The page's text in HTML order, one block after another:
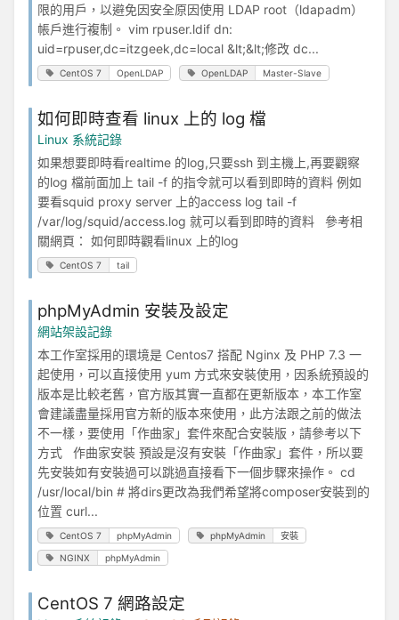
限的用戶，以避免因安全原因使用 LDAP root（ldapadm）
帳戶進行複制。 vim rpuser.ldif dn:
uid=rpuser,dc=itzgeek,dc=local &lt;&lt;修改 dc...
CentOS 7 OpenLDAP OpenLDAP Master-Slave
如何即時查看 linux 上的 log 檔
Linux 系統記錄
如果想要即時看realtime 的log,只要ssh 到主機上,再要觀察
的log 檔前面加上 tail -f 的指令就可以看到即時的資料 例如
要看squid proxy server 上的access log tail -f
/var/log/squid/access.log 就可以看到即時的資料 參考相
關網頁： 如何即時觀看linux 上的log
CentOS 7 tail
phpMyAdmin 安裝及設定
網站架設記錄
本工作室採用的環境是 Centos7 搭配 Nginx 及 PHP 7.3 一
起使用，可以直接使用 yum 方式來安裝使用，因系統預設的
版本是比較老舊，官方版其實一直都在更新版本，本工作室
會建議盡量採用官方新的版本來使用，此方法跟之前的做法
不一樣，要使用「作曲家」套件來配合安裝版，請參考以下
方式 作曲家安裝 預設是沒有安裝「作曲家」套件，所以要
先安裝如有安裝過可以跳過直接看下一個步驟來操作。 cd
/usr/local/bin # 將dirs更改為我們希望將composer安裝到的
位置 curl...
CentOS 7 phpMyAdmin phpMyAdmin 安裝
NGINX phpMyAdmin
CentOS 7 網路設定